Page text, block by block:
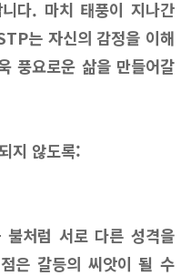
다. 마치 태풍이 지나간
는 자신의 감정을 이해
풍요로운 삶을 만들어갈
지 않도록:
처럼 서로 다른 성격을
은 갈등의 씨앗이 될 수